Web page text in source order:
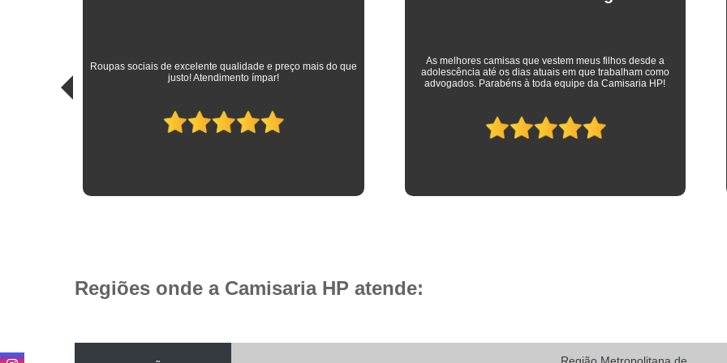
Camisa Listrada Masculina Social
Camisa Social Listrada
Camisa Social Listrada Preta e Branca
Camisa Social Masculina Listrada Preto e
Camisa Manga Longa Masculina
Roupas sociais de excelente qualidade e preço mais do que
justo! Atendimento ímpar!
As melhores camisas que vestem meus filhos desde a
adolescência até os dias atuais em que trabalham como
advogados. Parabéns à toda equipe da Camisaria HP!
Regiões onde a Camisaria HP atende: